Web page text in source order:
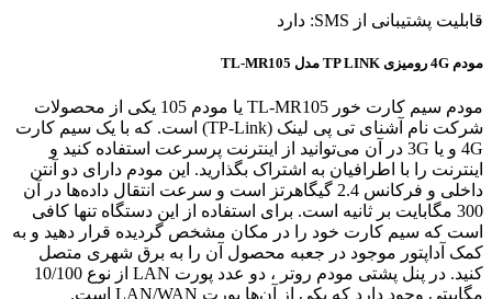
قابلیت پشتیبانی از SMS: دارد
مودم 4G رومیزی TP LINK مدل TL-MR105
مودم سیم کارت خور TL-MR105 یا مودم 105 یکی از محصولات
شرکت نام‌ آشنای تی پی لینک (TP-Link) است. که با یک سیم کارت
4G و یا 3G در آن می‌توانید از اینترنت پرسرعت استفاده کنید و
اینترنت را با اطرافیان به اشتراک بگذارید. این مودم دارای دو آنتن
داخلی و فرکانس 2.4 گیگاهرتز است و سرعت انتقال داده‌ها در آن
300 مگابایت بر ثانیه است. برای استفاده از این دستگاه تنها کافی
است که سیم‌ کارت خود را در مکان مشخص گردیده قرار دهید و به
کمک آداپتور موجود در جعبه محصول آن را به برق شهری متصل
کنید. در پنل پشتی مودم روتر ، دو عدد پورت LAN از نوع 10/100
مگابیتی وجود دارد که یکی از آن‌ها پورت LAN/WAN است.